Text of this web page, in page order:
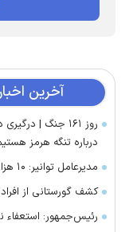
آخرین
روز ۱۶۱ جنگ |
درباره تنگه هرمز
مدیرعامل توانیر: ۱۰ هزار ماینر جمع‌آوری شد
کشف گورستانی از افراد
رئیس‌جمهور: استعفاء